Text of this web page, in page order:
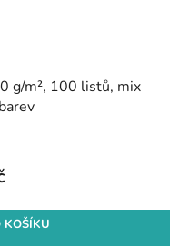
g/m², 100 listů, mix
KOŠÍKU